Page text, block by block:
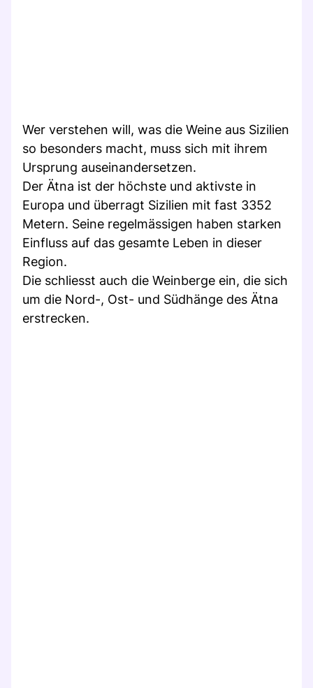
Wer verstehen will, was die Weine aus Sizilien
so besonders macht, muss sich mit ihrem
Ursprung auseinandersetzen.
Der Ätna ist der höchste und aktivste in
Europa und überragt Sizilien mit fast 3352
Metern. Seine regelmässigen haben starken
Einfluss auf das gesamte Leben in dieser
Region.
Die schliesst auch die Weinberge ein, die sich
um die Nord-, Ost- und Südhänge des Ätna
erstrecken.